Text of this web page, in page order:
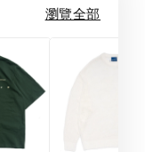
瀏覽全部